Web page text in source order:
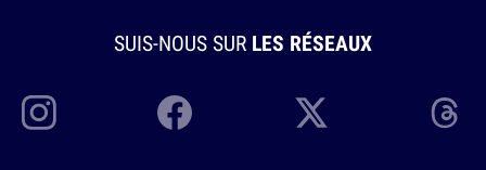
SUIS-NOUS SUR LES RÉSEAUX